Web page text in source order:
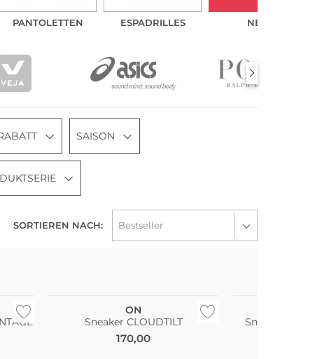
PANTOLETTEN ESPADRILLES NEU
SAISON
SORTIEREN NACH:
ON
Sneaker CLOUDTILT
170,00
Sneaker CLOUD